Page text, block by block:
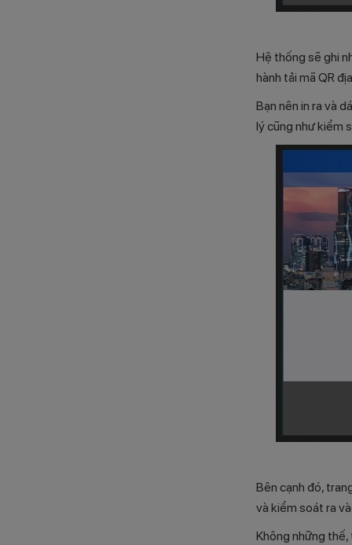
Hệ thống sẽ ghi
hành tải mã QR
Bạn nên in ra và
lý cũng như kiểm
Bên cạnh đó,
và kiểm soát ra
Không những thế,